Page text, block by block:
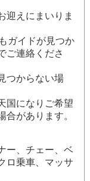
迎えにまいりま
ガイドが見つか
ご連絡くださ
つからない場
国になりご希望
合があります。
ー、チェー、ベ
ロ乗車、マッサ